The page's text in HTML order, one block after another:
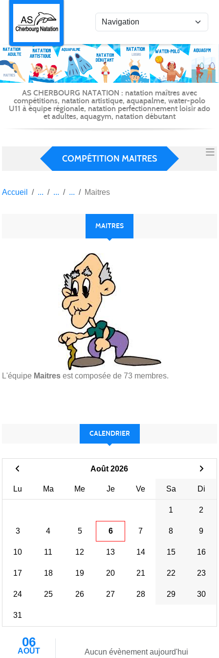
AS CHERBOURG NATATION : natation maîtres avec
compétitions, natation artistique, aquapalme, water-polo
U11 à équipe régionale, natation perfectionnement loisir ado
et adultes, aquagym, natation débutant
COMPÉTITION MAITRES
Accueil Maitres
MAITRES
L'équipe Maitres est composée de 73 membres.
CALENDRIER
Août 2026
Lu Ma Me Je Ve Sa Di
1 2
3 4 5 6 7 8 9
10 11 12 13 14 15 16
17 18 19 20 21 22 23
24 25 26 27 28 29 30
31
06
AOÛT Aucun évènement aujourd'hui
Panneau de gestion des cookies